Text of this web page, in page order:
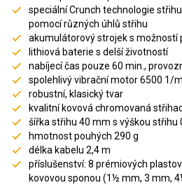
speciální Crunch technologie
pomocí různých úhlů střihu
akumulátorový strojek s možností
lithiová baterie s delší životností
nabíjecí čas pouze 60 min.,
spolehlivý vibrační motor 6500 1/
robustní, klasický tvar
kvalitní kovová chromovaná
šířka střihu 40 mm s výškou střihu
hmotnost pouhých 290 g
délka kabelu 2,4 m
příslušenství: 8 prémiových
kovovou sponou (1½ mm, 3 mm,